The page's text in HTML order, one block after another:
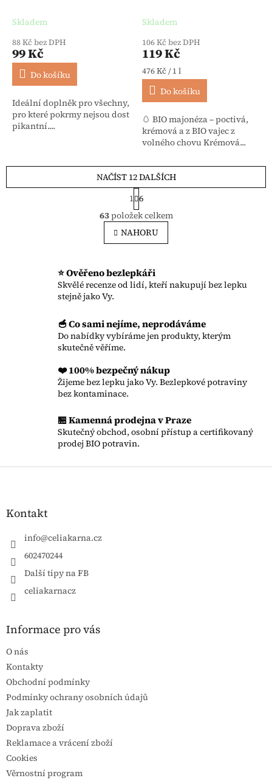
Lebensbaum
Skladem
88 Kč bez DPH
99 Kč
Do košíku
Ideální doplněk pro všechny,
pro které pokrmy nejsou dost
pikantní....
Skladem
106 Kč bez DPH
119 Kč
Měrná cena:
476 Kč / 1 l
Do košíku
🥚 BIO majonéza – poctivá,
krémová a z BIO vajec z
volného chovu Krémová...
Ovládací prvky výpisu
NAČÍST 12 DALŠÍCH
Stránkování
1 6
63položek celkem
NAHORU
⭐ Ověřeno bezlepkáři
Skvělé recenze od lidí, kteří nakupují bez lepku
stejně jako Vy.
🥣 Co sami nejíme, neprodáváme
Do nabídky vybíráme jen produkty, kterým
skutečně věříme.
❤️ 100% bezpečný nákup
Žijeme bez lepku jako Vy. Bezlepkové potraviny
bez kontaminace.
🏪 Kamenná prodejna v Praze
Skutečný obchod, osobní přístup a certifikovaný
prodej BIO potravin.
Zápatí
Kontakt
info@celiakarna.cz
602470244
Další tipy na FB
celiakarnacz
Informace pro vás
O nás
Kontakty
Obchodní podmínky
Podmínky ochrany osobních údajů
Jak zaplatit
Doprava zboží
Reklamace a vrácení zboží
Cookies
Věrnostní program